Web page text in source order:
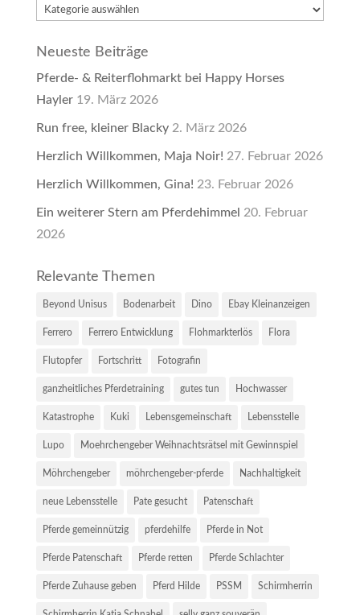
Kategorien
Neueste Beiträge
Pferde- & Reiterflohmarkt bei Happy Horses
Hayler 19. März 2026
Run free, kleiner Blacky 2. März 2026
Herzlich Willkommen, Maja Noir! 27. Februar 2026
Herzlich Willkommen, Gina! 23. Februar 2026
Ein weiterer Stern am Pferdehimmel 20. Februar
2026
Relevante Themen
Beyond Unisus Bodenarbeit Dino Ebay Kleinanzeigen
Ferrero Ferrero Entwicklung Flohmarkterlös Flora
Flutopfer Fortschritt Fotografin
ganzheitliches Pferdetraining gutes tun Hochwasser
Katastrophe Kuki Lebensgemeinschaft Lebensstelle
Lupo Moehrchengeber Weihnachtsrätsel mit Gewinnspiel
Möhrchengeber möhrchengeber-pferde Nachhaltigkeit
neue Lebensstelle Pate gesucht Patenschaft
Pferde gemeinnützig pferdehilfe Pferde in Not
Pferde Patenschaft Pferde retten Pferde Schlachter
Pferde Zuhause geben Pferd Hilde PSSM Schirmherrin